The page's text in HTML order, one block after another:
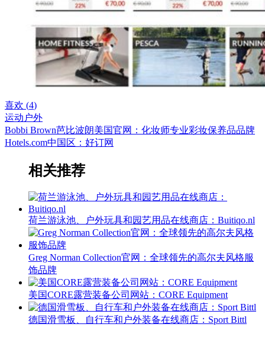
喜欢 (4)
运动户外
Bobbi Brown芭比波朗美国官网：化妆师专业彩妆保养品品牌
Hotels.com中国区：好订网
相关推荐
荷兰游泳池、户外玩具和园艺用品在线商店：Buitiqo.nl
Greg Norman Collection官网：全球领先的高尔夫风格服
饰品牌
美国CORE露营装备公司网站：CORE Equipment
德国滑雪板、自行车和户外装备在线商店：Sport Bittl